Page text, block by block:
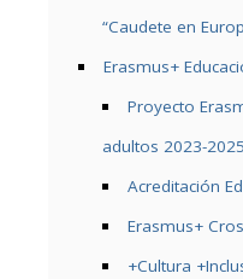
“Caudete en
Erasmus+
Proyecto
adultos 2023-2025
Acreditación
Erasmus+
+Cultura